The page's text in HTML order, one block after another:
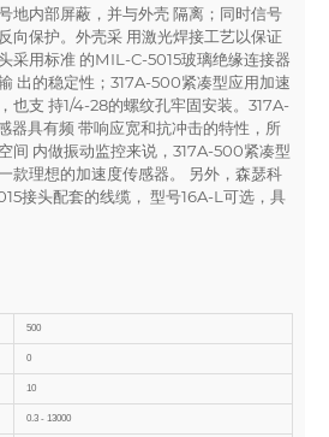
地内部屏蔽，并与外壳 隔离；同时信号
向保护。外壳采 用激光焊接工艺以保证
采用标准 的MIL-C-5015玻璃绝缘连接器
出的稳定性；317A-500紧凑型应用加速
也支 持1/4-28的螺纹孔牢固安装。317A-
器具有频 带响应宽和抗冲击的特性，所
间 内做振动监控来说，317A-500紧凑型
款理想的加速度传感器。 另外，森瑟科
接头配套的线缆， 型号16A-L可选，具
500
0
10
0.3 - 13000